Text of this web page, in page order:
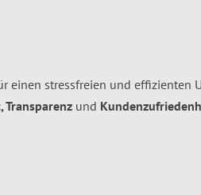
einen stressfreien und effizienten
Transparenz und